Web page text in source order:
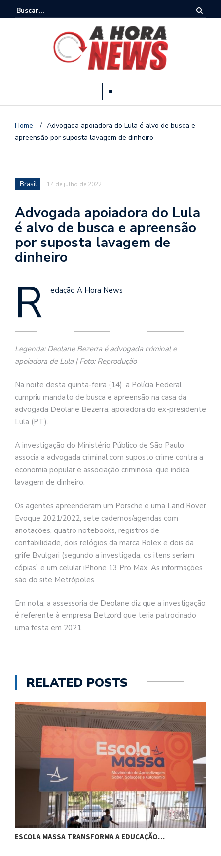
Home / Advogada apoiadora do Lula é alvo de busca e
apreensão por suposta lavagem de dinheiro
Brasil 14 de julho de 2022
Advogada apoiadora do Lula
é alvo de busca e apreensão
por suposta lavagem de
dinheiro
R edação A Hora News
Legenda: Deolane Bezerra é advogada criminal e
apoiadora de Lula | Foto: Reprodução
Na noite desta quinta-feira (14), a Polícia Federal
cumpriu mandato de busca e apreensão na casa da
advogada Deolane Bezerra, apoiadora do ex-presidente
Lula (PT).
A investigação do Ministério Público de São Paulo
associa a advogada criminal com suposto crime contra a
economia popular e associação criminosa, que indica
lavagem de dinheiro.
Os agentes apreenderam um Porsche e uma Land Rover
Evoque 2021/2022, sete cadernos/agendas com
anotações, quatro notebooks, registros de
contabilidade, dois relógios da marca Rolex e dois da
grife Bvulgari (segundo a investigada, os itens seriam
cópias) e um celular iPhone 13 Pro Max. As informações
são do site Metrópoles.
Em nota, a assessoria de Deolane diz que a investigação
é referente à empresa Betzord que teria patrocinado
uma festa em 2021.
RELATED POSTS
ESCOLA MASSA TRANSFORMA A EDUCAÇÃO…